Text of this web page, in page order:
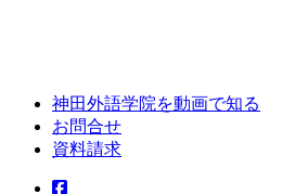
神田外語学院を動画で知る
お問合せ
資料請求